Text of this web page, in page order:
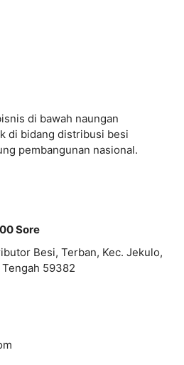
di bawah naungan
di bidang distribusi besi
pembangunan nasional.
Sore
Besi, Terban, Kec. Jekulo,
59382